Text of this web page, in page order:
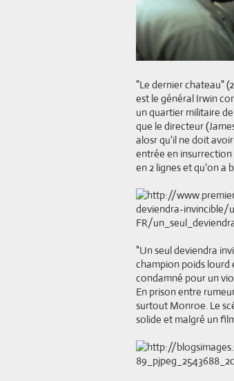
"Le dernier chateau"
est le général Irwin
un quartier militaire
que le directeur
alosr qu'il ne doit
entrée en insurrection
en 2 lignes et qu'on a
"Un seul deviendra
champion poids lourd
condamné pour un
En prison entre
surtout Monroe. Le
solide et malgré un